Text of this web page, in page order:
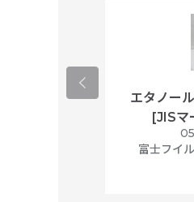
エタノー
[JISマ
富士フイ